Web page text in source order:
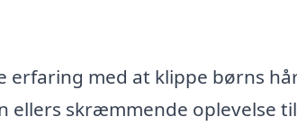
erfaring med at klippe børns
ellers skræmmende oplevelse